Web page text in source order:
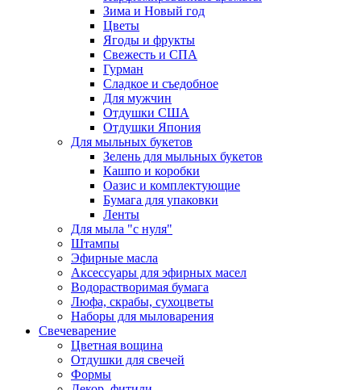
Зима и Новый год
Цветы
Ягоды и фрукты
Свежесть и СПА
Гурман
Сладкое и съедобное
Для мужчин
Отдушки США
Отдушки Япония
Для мыльных букетов
Зелень для мыльных букетов
Кашпо и коробки
Оазис и комплектующие
Бумага для упаковки
Ленты
Для мыла "с нуля"
Штампы
Эфирные масла
Аксессуары для эфирных масел
Водорастворимая бумага
Люфа, скрабы, сухоцветы
Наборы для мыловарения
Свечеварение
Цветная вощина
Отдушки для свечей
Формы